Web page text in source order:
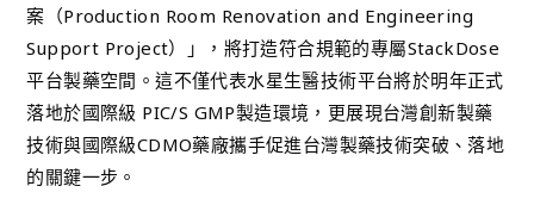
案（Production Room Renovation and Engineering
Support Project）」，將打造符合規範的專屬StackDose
平台製藥空間。這不僅代表水星生醫技術平台將於明年正式
落地於國際級 PIC/S GMP製造環境，更展現台灣創新製藥
技術與國際級CDMO藥廠攜手促進台灣製藥技術突破、落地
的關鍵一步。